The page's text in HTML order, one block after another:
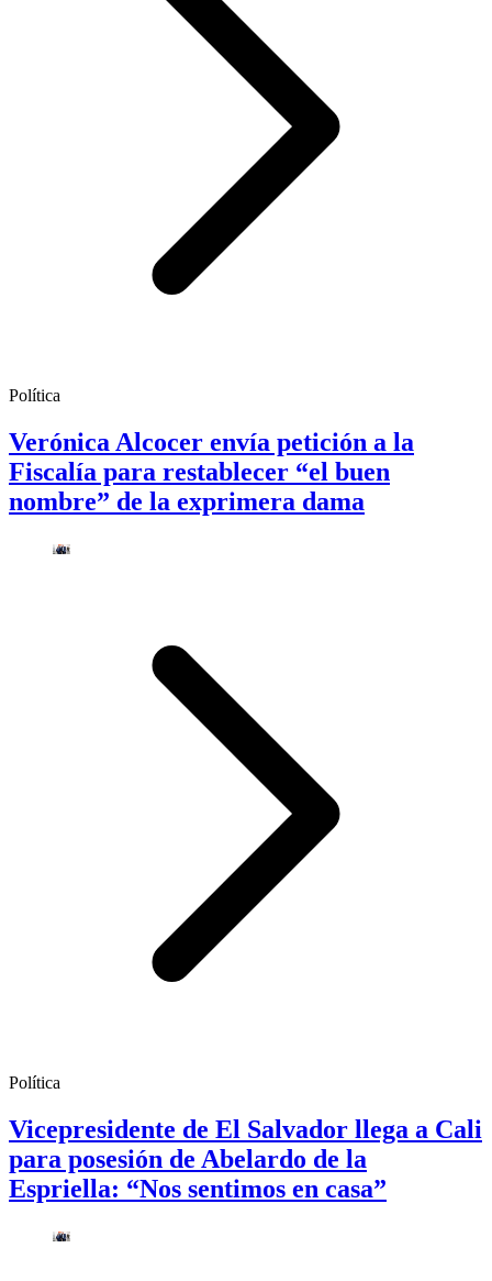
Política
Verónica Alcocer envía petición a la
Fiscalía para restablecer “el buen
nombre” de la exprimera dama
Política
Vicepresidente de El Salvador llega a Cali
para posesión de Abelardo de la
Espriella: “Nos sentimos en casa”